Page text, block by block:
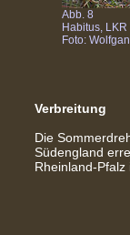
Abb. 8
Habitus,
Foto:
Verbreitung
Die
Südengland
Rheinland-